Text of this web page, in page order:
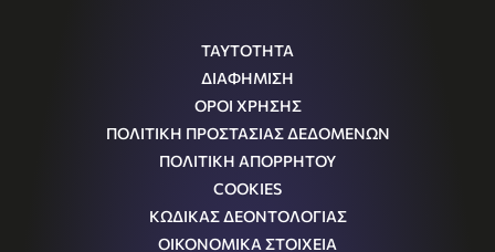
ΤΑΥΤΟΤΗΤΑ
ΔΙΑΦΗΜΙΣΗ
ΟΡΟΙ ΧΡΗΣΗΣ
ΠΟΛΙΤΙΚΗ ΠΡΟΣΤΑΣΙΑΣ ΔΕΔΟΜΕΝΩΝ
ΠΟΛΙΤΙΚΗ ΑΠΟΡΡΗΤΟΥ
COOKIES
ΚΩΔΙΚΑΣ ΔΕΟΝΤΟΛΟΓΙΑΣ
ΟΙΚΟΝΟΜΙΚΑ ΣΤΟΙΧΕΙΑ